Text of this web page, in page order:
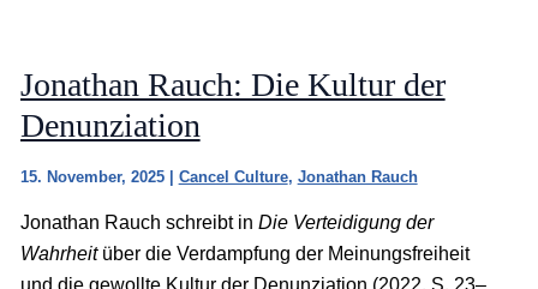
Jonathan Rauch: Die Kultur der
Denunziation
15. November, 2025 Cancel Culture, Jonathan Rauch
Jonathan Rauch schreibt in Die Verteidigung der
Wahrheitüber die Verdampfung der Meinungsfreiheit